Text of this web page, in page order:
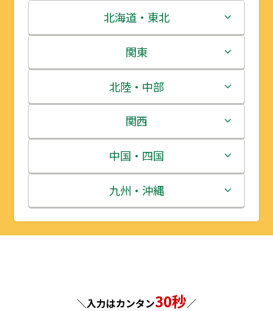
北海道・東北
北海道
青森県
岩手県
宮城県
秋田県
山形県
関東
茨城県
栃木県
群馬県
埼玉県
千葉県
北陸・中部
新潟県
富山県
石川県
福井県
関西
三重県
滋賀県
京都府
中国・四国
鳥取県
島根県
九州・沖縄
福岡県
＼入力はカンタン30秒／